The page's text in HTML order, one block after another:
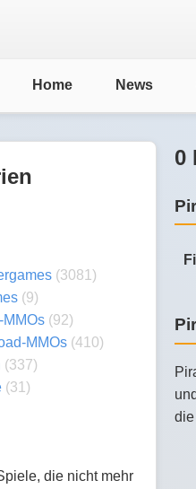
Home News
(3081)
(9)
MMOs (92)
MMOs (410)
(337)
(31)
die nicht mehr
0